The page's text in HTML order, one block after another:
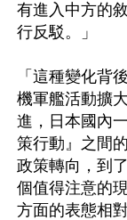
有進入中方的
行反駁。」
「這種變化背
機軍艦活動擴
進，日本國內
策行動』之間
政策轉向，到
個值得注意的
方面的表態相